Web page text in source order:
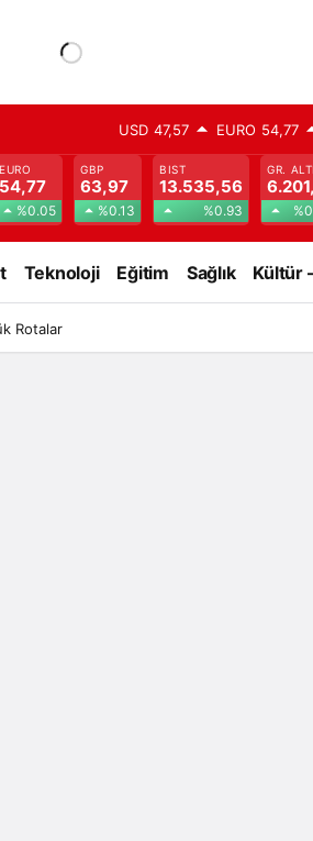
USD 47,57 EURO 54,77
EURO
54,77
%0.05
GBP
63,97
%0.13
BIST
13.535,56
%0.93
GR.
Teknoloji Eğitim Sağlık Kültür
Rotalar